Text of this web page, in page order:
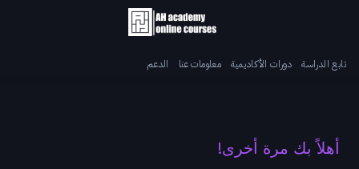
تابع الدراسة دورات الأكاديمية معلومات عنا الدعم
أهلاً بك مرة أخرى!